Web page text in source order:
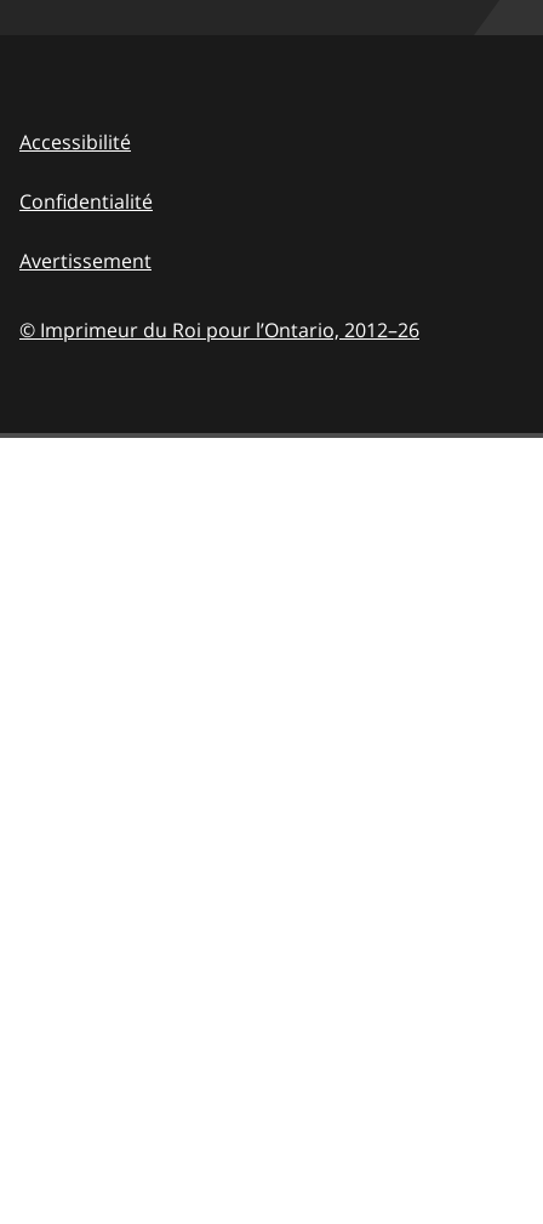
Accessibilité
Confidentialité
Avertissement
© Imprimeur du Roi pour l’Ontario, 2012–26